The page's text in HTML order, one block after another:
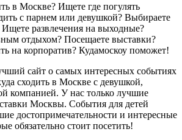
в Москве? Ищете где погулять
с парнем или девушкой? Выбираете
Ищете развлечения на выходные?
отдыхом? Посещаете выставки?
на корпоратив? Кудамоскоу поможет!
сайт о самых интересных событиях
сходить в Москве с девушкой,
компанией. У нас только лучшие
Москвы. События для детей
достопримечательности и интересные
обязательно стоит посетить!